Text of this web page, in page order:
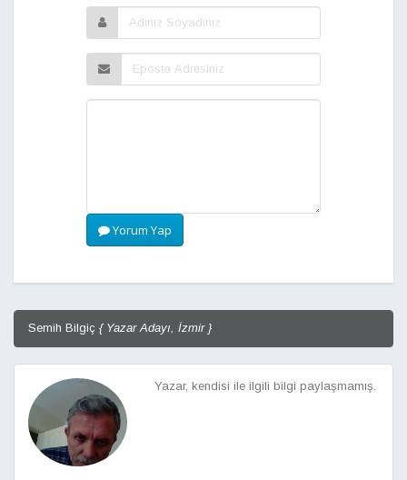
Yorum Yap
Semih Bilgiç { Yazar Adayı, İzmir }
Yazar, kendisi ile ilgili bilgi paylaşmamış.